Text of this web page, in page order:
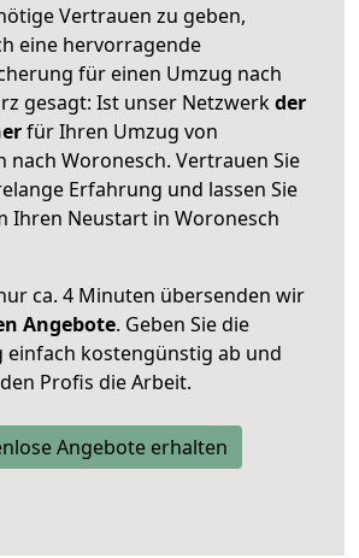
Vertrauen zu geben,
eine hervorragende
für einen Umzug nach
gesagt: Ist unser Netzwerkder
für Ihren Umzug von
nach Woronesch. Vertrauen Sie
Erfahrung und lassen Sie
Ihren Neustart in Woronesch
ca. 4 Minuten übersenden wir
Angebote. Geben Sie die
kostengünstig ab und
Profis die Arbeit.
Angebote erhalten